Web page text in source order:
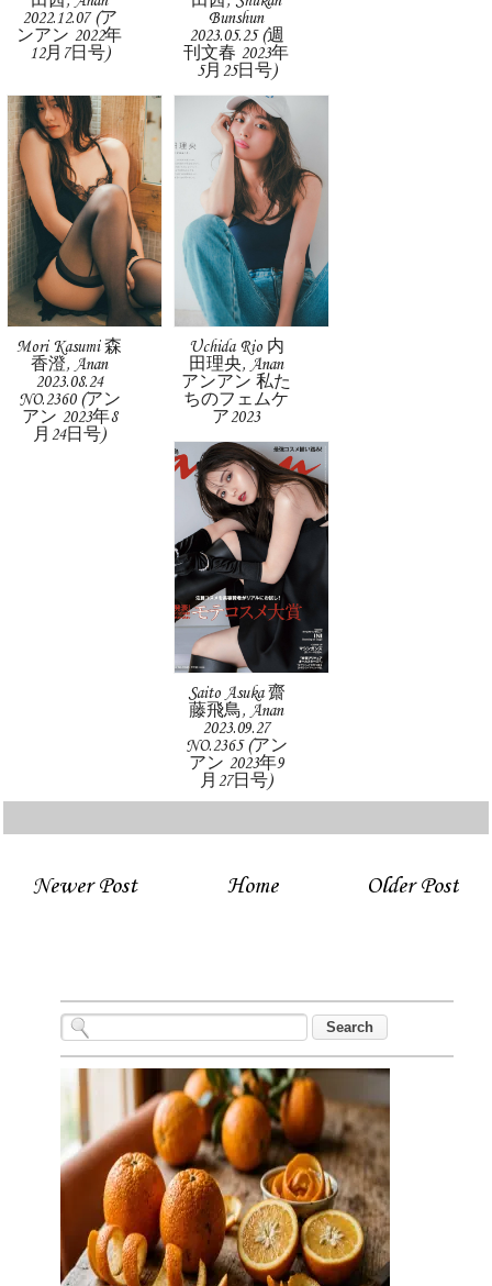
2022.12.07 (ア
ンアン 2022年
12月7日号)
Bunshun
2023.05.25 (週
刊文春 2023年
5月25日号)
Mori Kasumi 森
香澄, Anan
2023.08.24
NO.2360 (アン
アン 2023年8
月24日号)
Uchida Rio 内
田理央, Anan
アンアン 私た
ちのフェムケ
ア2023
Saito Asuka 齋
藤飛鳥, Anan
2023.09.27
NO.2365 (アン
アン 2023年9
月27日号)
Newer Post Older Post
Home